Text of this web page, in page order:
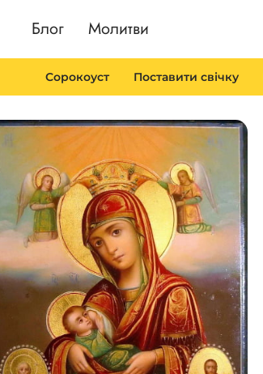
Блог Молитви
Сорокоуст Поставити свічку